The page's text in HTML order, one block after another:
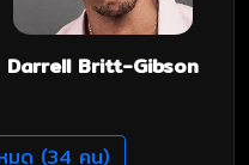
Darrell Britt-Gibson
มด (34 คน)